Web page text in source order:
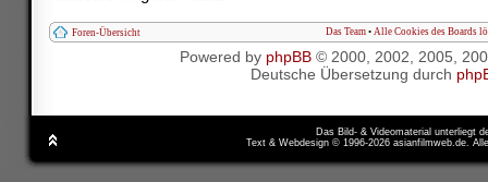
Foren-Übersicht Das Team • Alle Cookies des Boards
Powered by phpBB© 2000, 2002, 2005,
Deutsche Übersetzung durch
Das Bild- & Videomaterial unterliegt
Text & Webdesign © 1996-2026 asianfilmweb.de.